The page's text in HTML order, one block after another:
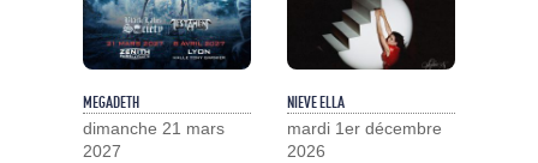
MEGADETH
dimanche 21 mars
2027
NIEVE ELLA
mardi 1er décembre
2026